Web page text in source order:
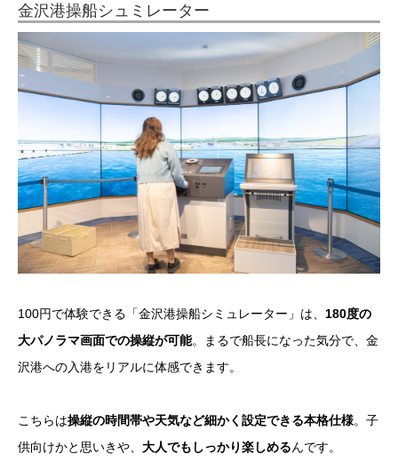
金沢港操船シュミレーター
100円で体験できる「金沢港操船シミュレーター」は、 180度の
大パノラマ画面での操縦が可能。まるで船長になった気分で、金
沢港への入港をリアルに体感できます。
こちらは操縦の時間帯や天気など細かく設定できる本格仕様。子
供向けかと思いきや、 大人でもしっかり楽しめるんです。